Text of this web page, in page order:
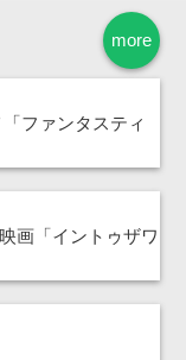
more
ファンタスティ
画「イントゥザワ